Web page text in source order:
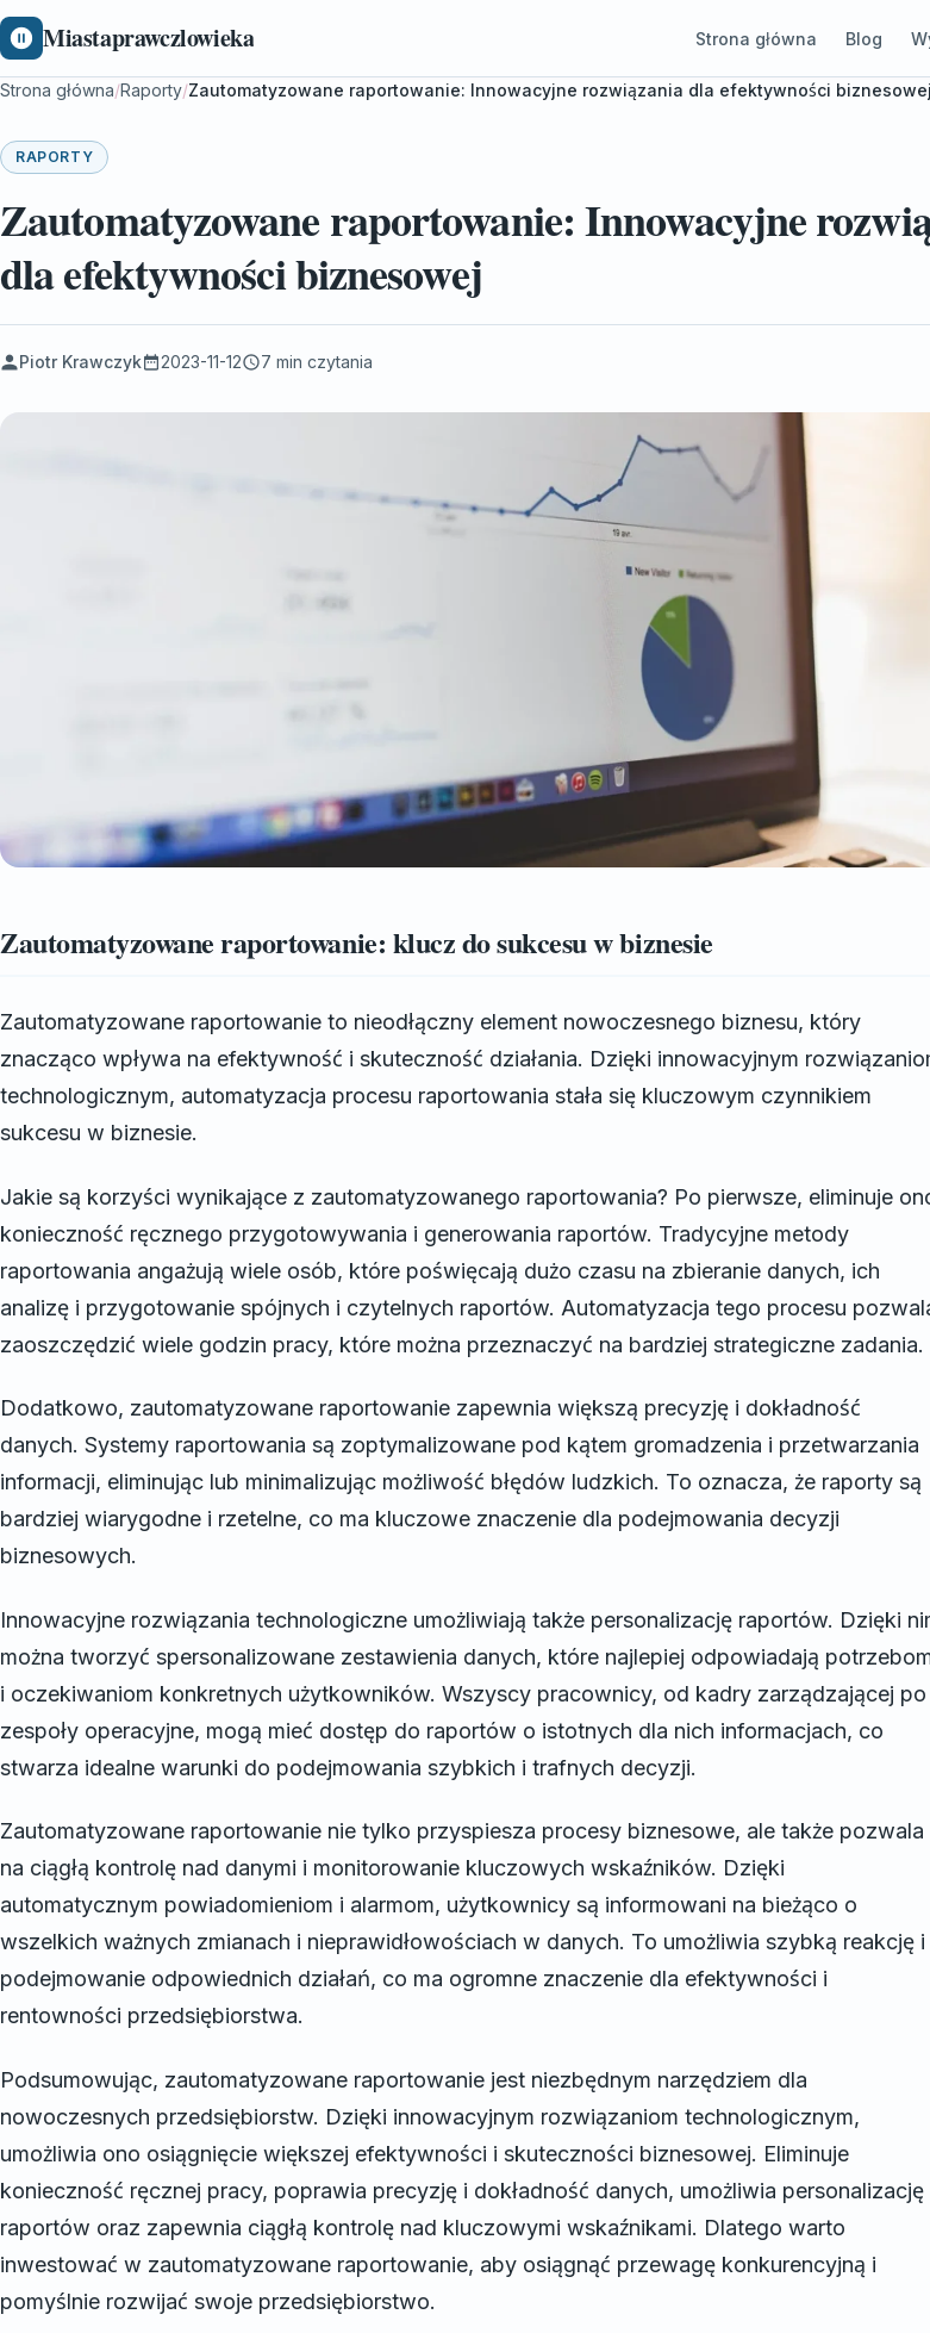
Miastaprawczlowieka Strona główna Blog
Strona główna/Raporty/Zautomatyzowane raportowanie: Innowacyjne rozwiązania dla efektywności biznesowej
RAPORTY
Zautomatyzowane raportowanie: Innowacyjne
dla efektywności biznesowej
Piotr Krawczyk 2023-11-12 7 min czytania
Zautomatyzowane raportowanie: klucz do sukcesu w biznesie
Zautomatyzowane raportowanie to nieodłączny element nowoczesnego biznesu, który
znacząco wpływa na efektywność i skuteczność działania. Dzięki innowacyjnym
technologicznym, automatyzacja procesu raportowania stała się kluczowym czynnikiem
sukcesu w biznesie.
Jakie są korzyści wynikające z zautomatyzowanego raportowania? Po pierwsze, eliminuje
konieczność ręcznego przygotowywania i generowania raportów. Tradycyjne metody
raportowania angażują wiele osób, które poświęcają dużo czasu na zbieranie danych, ich
analizę i przygotowanie spójnych i czytelnych raportów. Automatyzacja tego procesu
zaoszczędzić wiele godzin pracy, które można przeznaczyć na bardziej strategiczne zadania.
Dodatkowo, zautomatyzowane raportowanie zapewnia większą precyzję i dokładność
danych. Systemy raportowania są zoptymalizowane pod kątem gromadzenia i przetwarzania
informacji, eliminując lub minimalizując możliwość błędów ludzkich. To oznacza, że raporty są
bardziej wiarygodne i rzetelne, co ma kluczowe znaczenie dla podejmowania decyzji
biznesowych.
Innowacyjne rozwiązania technologiczne umożliwiają także personalizację raportów. Dzięki
można tworzyć spersonalizowane zestawienia danych, które najlepiej odpowiadają
i oczekiwaniom konkretnych użytkowników. Wszyscy pracownicy, od kadry zarządzającej po
zespoły operacyjne, mogą mieć dostęp do raportów o istotnych dla nich informacjach, co
stwarza idealne warunki do podejmowania szybkich i trafnych decyzji.
Zautomatyzowane raportowanie nie tylko przyspiesza procesy biznesowe, ale także pozwala
na ciągłą kontrolę nad danymi i monitorowanie kluczowych wskaźników. Dzięki
automatycznym powiadomieniom i alarmom, użytkownicy są informowani na bieżąco o
wszelkich ważnych zmianach i nieprawidłowościach w danych. To umożliwia szybką reakcję i
podejmowanie odpowiednich działań, co ma ogromne znaczenie dla efektywności i
rentowności przedsiębiorstwa.
Podsumowując, zautomatyzowane raportowanie jest niezbędnym narzędziem dla
nowoczesnych przedsiębiorstw. Dzięki innowacyjnym rozwiązaniom technologicznym,
umożliwia ono osiągnięcie większej efektywności i skuteczności biznesowej. Eliminuje
konieczność ręcznej pracy, poprawia precyzję i dokładność danych, umożliwia personalizację
raportów oraz zapewnia ciągłą kontrolę nad kluczowymi wskaźnikami. Dlatego warto
inwestować w zautomatyzowane raportowanie, aby osiągnąć przewagę konkurencyjną i
pomyślnie rozwijać swoje przedsiębiorstwo.